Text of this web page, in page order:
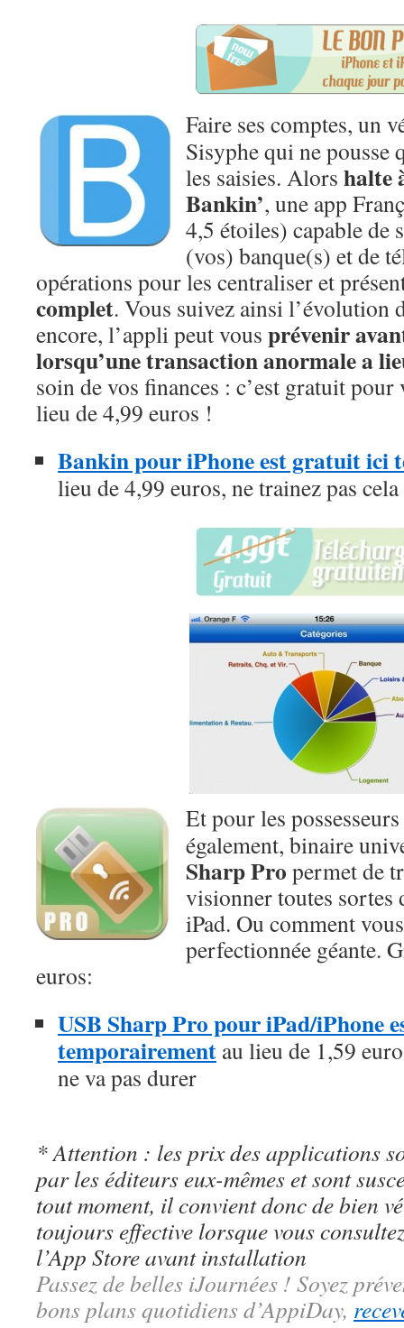
Faire ses comptes, un
Sisyphe qui ne pousse
les saisies. Alors halte
Bankin’, une app
4,5 étoiles) capable de
(vos) banque(s) et de
opérations pour les centraliser et
complet. Vous suivez ainsi l’évolution
encore, l’appli peut vous prévenir
lorsqu’une transaction anormale a
soin de vos finances : c’est gratuit
lieu de 4,99 euros !
Bankin pour iPhone est gratuit ici
lieu de 4,99 euros, ne trainez pas
Et pour les possesseurs
également, binaire
Sharp Pro permet de
visionner toutes sortes
iPad. Ou comment
perfectionnée géante.
euros:
USB Sharp Pro pour iPad/iPhone
temporairement au lieu de 1,59
ne va pas durer
* Attention : les prix des applications
par les éditeurs eux-mêmes et sont
tout moment, il convient donc de bien
toujours effective lorsque vous
l’App Store avant installation
Passez de belles iJournées ! Soyez
bons plans quotidiens d’AppiDay,